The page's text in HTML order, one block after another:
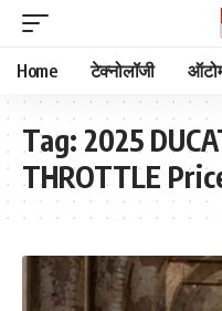
Home टेक्नोलॉजी
Tag: 2025
THROTTLE